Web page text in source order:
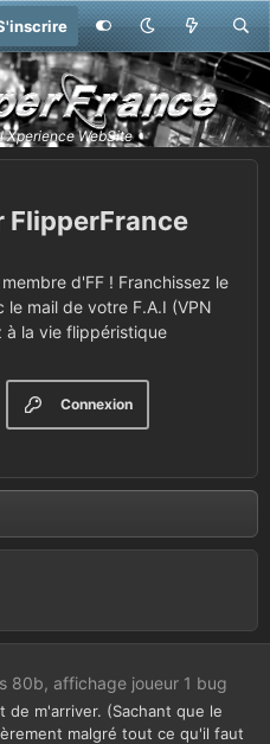
FlipperFrance
d'FF ! Franchissez le
mail de votre F.A.I (VPN
à la vie flippéristique
Connexion
80b, affichage joueur 1 bug
de m'arriver. (Sachant que le
malgré tout ce qu'il faut